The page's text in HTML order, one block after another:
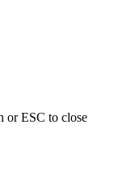
or ESC to close